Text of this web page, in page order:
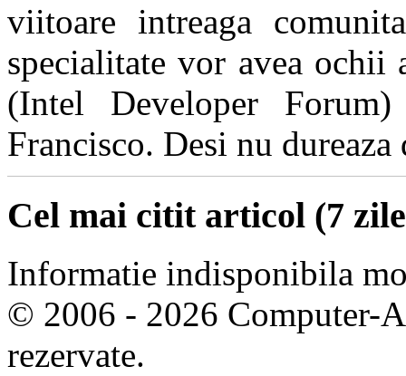
viitoare intreaga
specialitate vor avea
(Intel Developer
Francisco. Desi nu
Cel mai citit articol (7
Informatie indisponibila
© 2006 - 2026 Computer-
rezervate.